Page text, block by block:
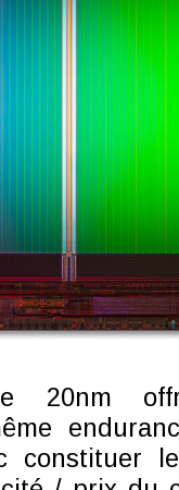
20nm
constituer